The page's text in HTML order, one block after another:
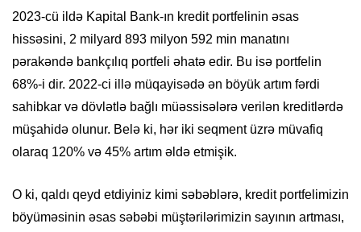
2023-cü ildə Kapital Bank-ın kredit portfelinin əsas
hissəsini, 2 milyard 893 milyon 592 min manatını
pərakəndə bankçılıq portfeli əhatə edir. Bu isə portfelin
68%-i dir. 2022-ci illə müqayisədə ən böyük artım fərdi
sahibkar və dövlətlə bağlı müəssisələrə verilən kreditlərdə
müşahidə olunur. Belə ki, hər iki seqment üzrə müvafiq
olaraq 120% və 45% artım əldə etmişik.
O ki, qaldı qeyd etdiyiniz kimi səbəblərə, kredit portfelimizin
böyüməsinin əsas səbəbi müştərilərimizin sayının artması,